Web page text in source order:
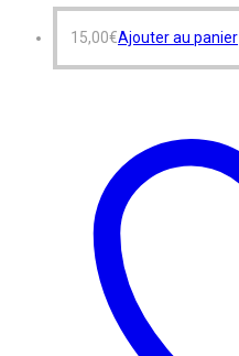
15,00€Ajouter au panier